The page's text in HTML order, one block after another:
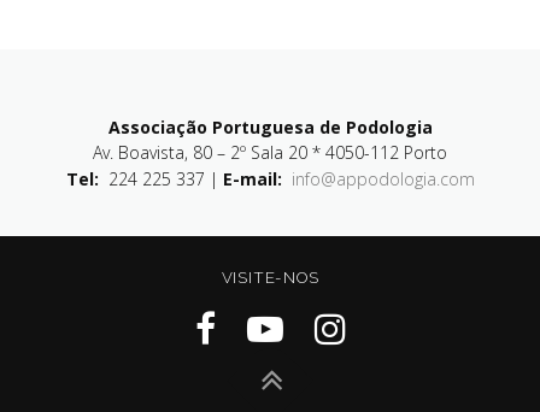
Associação Portuguesa de Podologia
Av. Boavista, 80 – 2º Sala 20 * 4050-112 Porto
Tel: 224 225 337 | E-mail: info@appodologia.com
VISITE-NOS